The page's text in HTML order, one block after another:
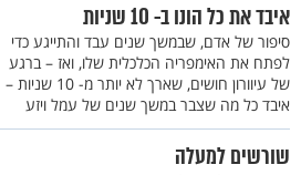
איבד את כל הונו ב- 10 שניות
סיפור של אדם, שבמשך שנים עבד והתייגע כדי
לפתח את האימפריה הכלכלית שלו, ואז – ברגע
של עיוורון חושים, שארך לא יותר מ- 10 שניות –
איבד כל מה שצבר במשך שנים של עמל ויזע
שורשים למעלה